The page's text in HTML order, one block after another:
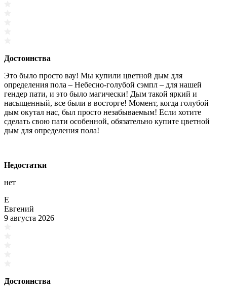
Достоинства
Это было просто вау! Мы купили цветной дым для
определения пола – Небесно-голубой сэмпл – для нашей
гендер пати, и это было магически! Дым такой яркий и
насыщенный, все были в восторге! Момент, когда голубой
дым окутал нас, был просто незабываемым! Если хотите
сделать свою пати особенной, обязательно купите цветной
дым для определения пола!
Недостатки
нет
Е
Евгений
9 августа 2026
Достоинства